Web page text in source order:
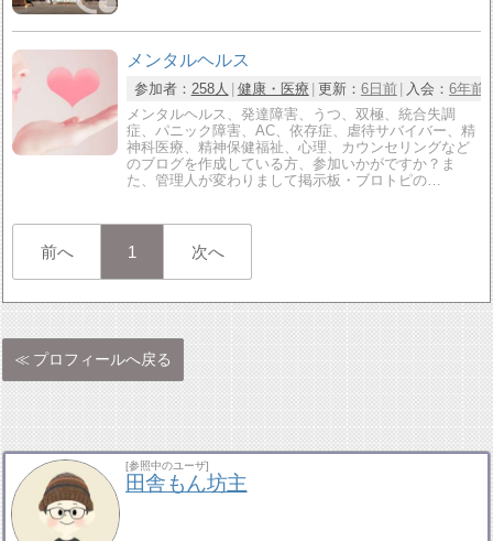
メンタルヘルス
参加者： 258人 健康・医療 更新： 6日前 入会： 6年前
メンタルヘルス、発達障害、うつ、双極、統合失調
症、パニック障害、AC、依存症、虐待サバイバー、精
神科医療、精神保健福祉、心理、カウンセリングなど
のブログを作成している方、参加いかがですか？ま
た、管理人が変わりまして掲示板・ブロトピの…
前へ 1 次へ
プロフィールへ戻る
[参照中のユーザ]
田舎もん坊主